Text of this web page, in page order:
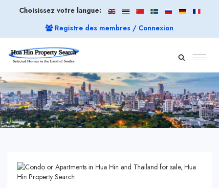
Choisissez votre langue:
Registre des membres / Connexion